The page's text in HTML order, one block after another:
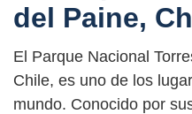
del Paine,
El Parque Nacional
Chile, es uno de los
mundo. Conocido por